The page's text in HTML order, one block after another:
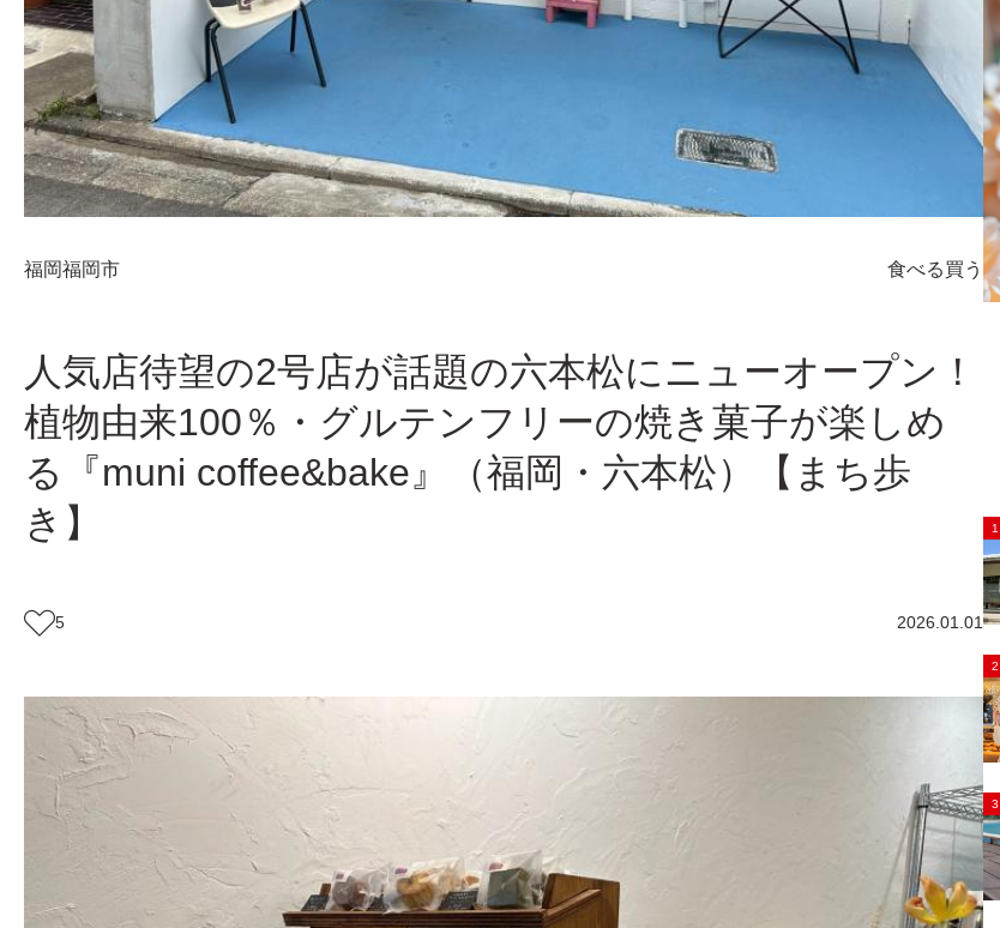
福岡福岡市 食べる買う
人気店待望の2号店が話題の六本松にニューオープン！
植物由来100％・グルテンフリーの焼き菓子が楽しめ
る『muni coffee&bake』（福岡・六本松）【まち歩
き】
5 2026.01.01
1
2
3